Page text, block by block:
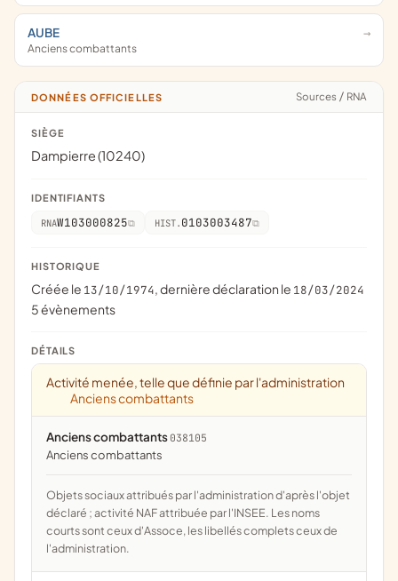
AUBE
Anciens combattants
DONNÉES OFFICIELLES Sources / RNA
SIÈGE
Dampierre (10240)
IDENTIFIANTS
RNAW103000825 HIST. 0103003487
HISTORIQUE
Créée le 13/10/1974, dernière déclaration le 18/03/2024
5 évènements
DÉTAILS
Activité menée, telle que définie par l'administration
Anciens combattants
Anciens combattants 038105
anciens combattants
Objets sociaux attribués par l'administration d'après l'objet
déclaré ; activité NAF attribuée par l'INSEE. Les noms
courts sont ceux d'Assoce, les libellés complets ceux de
l'administration.